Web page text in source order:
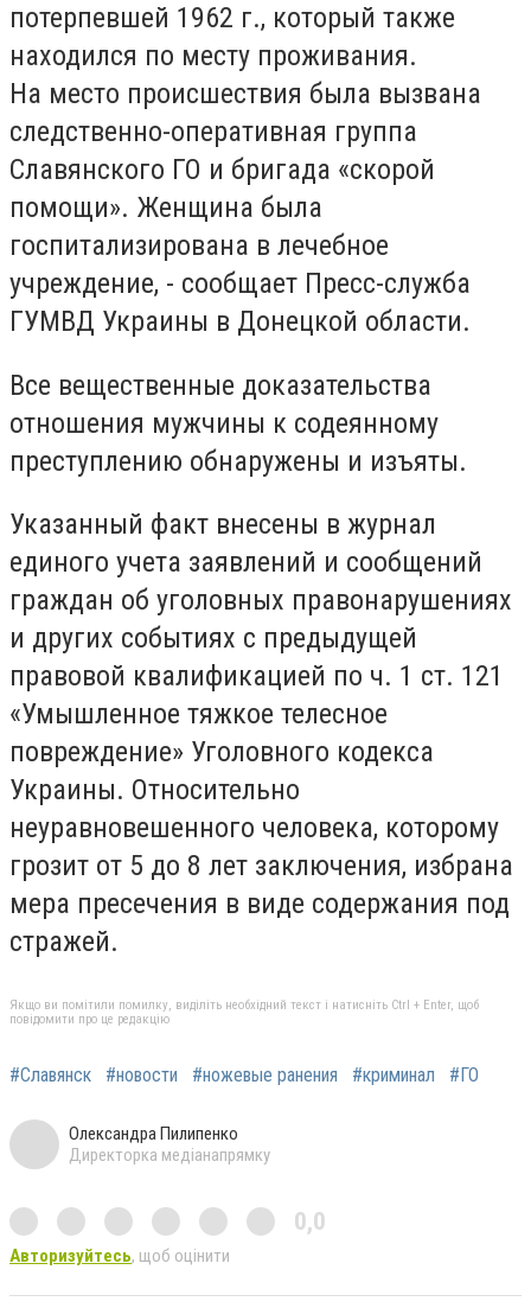
потерпевшей 1962 г., который также
находился по месту проживания.
На место происшествия была вызвана
следственно-оперативная группа
Славянского ГО и бригада «скорой
помощи». Женщина была
госпитализирована в лечебное
учреждение, - сообщает Пресс-служба
ГУМВД Украины в Донецкой области.
Все вещественные доказательства
отношения мужчины к содеянному
преступлению обнаружены и изъяты.
Указанный факт внесены в журнал
единого учета заявлений и сообщений
граждан об уголовных правонарушениях
и других событиях с предыдущей
правовой квалификацией по ч. 1 ст. 121
«Умышленное тяжкое телесное
повреждение» Уголовного кодекса
Украины. Относительно
неуравновешенного человека, которому
грозит от 5 до 8 лет заключения, избрана
мера пресечения в виде содержания под
стражей.
Якщо ви помітили помилку, виділіть необхідний текст і натисніть Ctrl + Enter, щоб
повідомити про це редакцію
#Славянск #новости #ножевые ранения #криминал #ГО
Олександра Пилипенко
Директорка медіанапрямку
0,0
Авторизуйтесь, щоб оцінити